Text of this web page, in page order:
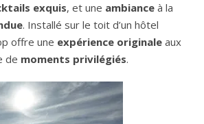
exquis, et une ambiance à la
. Installé sur le toit d’un hôtel
offre une expérience originale aux
de moments privilégiés.